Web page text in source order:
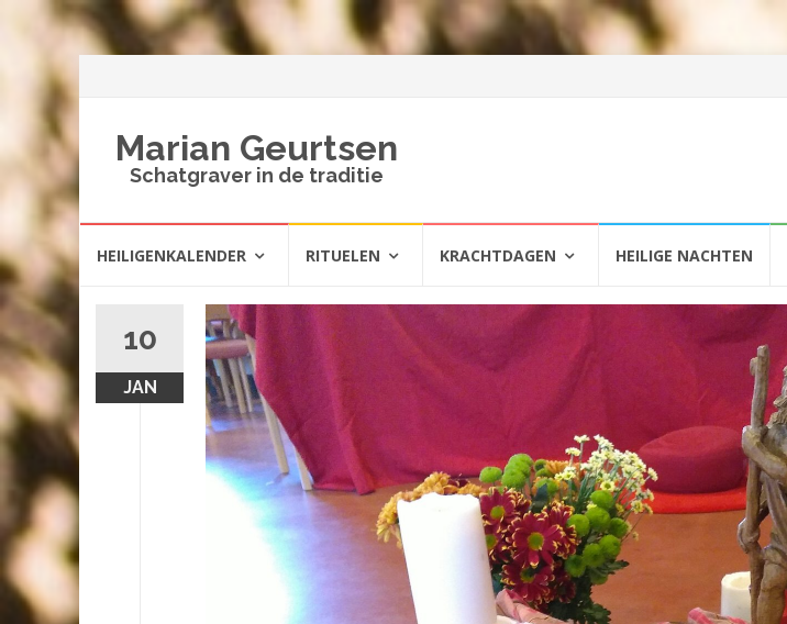
Marian Geurtsen
Schatgraver in de traditie
naarHEILIGENKALENDER RITUELEN KRACHTDAGEN HEILIGE NACHTEN
10
JAN